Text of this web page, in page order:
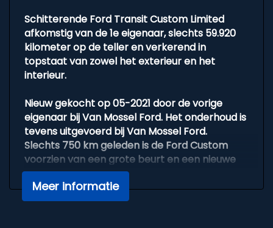
Centrale vergrendeling
Led dagrijverlichting
Lichtmetalen velgen
Metaalkleur
Parkeersensoren voor en achter
Sidebars
Trekhaak
Verwarmde voorruit
Overige
Schitterende Ford Transit Custom Limited
afkomstig van de 1e eigenaar, slechts 59.920
kilometer op de teller en verkerend in
topstaat van zowel het exterieur en het
interieur.
Nieuw gekocht op 05-2021 door de vorige
eigenaar bij Van Mossel Ford. Het onderhoud is
tevens uitgevoerd bij Van Mossel Ford.
Slechts 750 km geleden is de Ford Custom
voorzien van een grote beurt en een nieuwe
APK. De APK is geldig t/m 14 mei 2026.
De vorige eigenaar heeft af en toe fietsen
Meer informatie